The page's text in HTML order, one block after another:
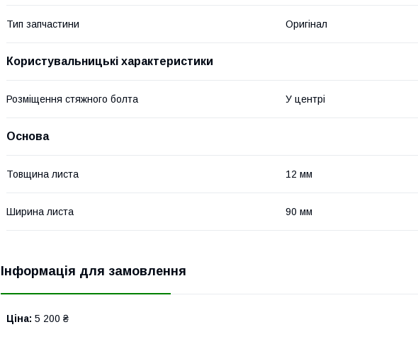
Тип запчастини Оригінал
Користувальницькі характеристики
Розміщення стяжного болта У центрі
Основа
Товщина листа 12 мм
Ширина листа 90 мм
Інформація для замовлення
Ціна: 5 200 ₴